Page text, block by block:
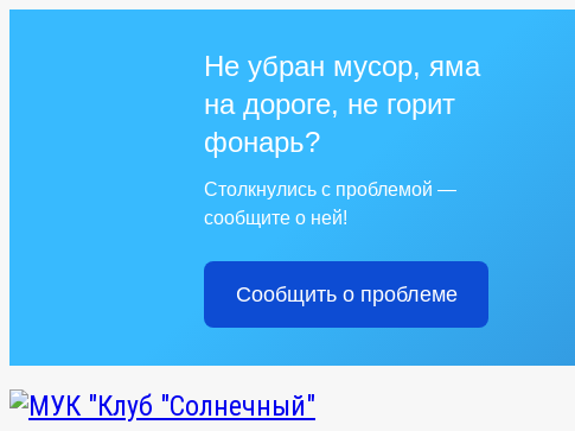
Не убран мусор, яма
на дороге, не горит
фонарь?
Столкнулись с проблемой —
сообщите о ней!
Сообщить о проблеме